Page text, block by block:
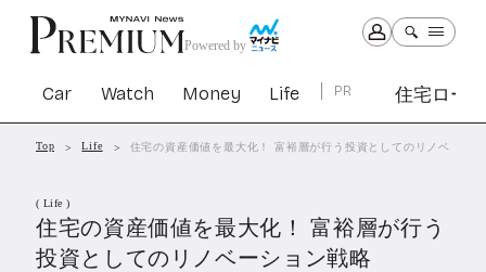
Powered by
Car Watch Money Life PR 住宅ロー
Car Watch Money Life
Top Life 住宅の資産価値を最大化！ 富裕層が行う投資としてのリノベーシ
( Life )
住宅の資産価値を最大化！ 富裕層が行う
投資としてのリノベーション戦略